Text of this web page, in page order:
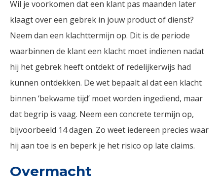
Wil je voorkomen dat een klant pas maanden later
klaagt over een gebrek in jouw product of dienst?
Neem dan een klachttermijn op. Dit is de periode
waarbinnen de klant een klacht moet indienen nadat
hij het gebrek heeft ontdekt of redelijkerwijs had
kunnen ontdekken. De wet bepaalt al dat een klacht
binnen ‘bekwame tijd’ moet worden ingediend, maar
dat begrip is vaag. Neem een concrete termijn op,
bijvoorbeeld 14 dagen. Zo weet iedereen precies waar
hij aan toe is en beperk je het risico op late claims.
Overmacht